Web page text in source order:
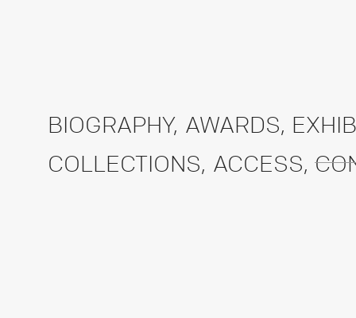
BIOGRAPHY, AWARDS,
COLLECTIONS, ACCESS,